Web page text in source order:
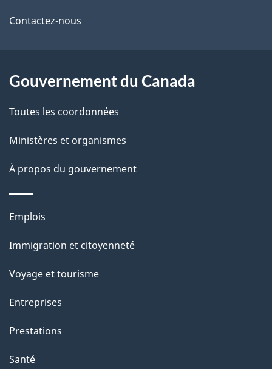
l
d
e
p
a
de
site
Contactez-nous
Gouvernement du Canada
Toutes les coordonnées
Ministères et organismes
À propos du gouvernement
Thèmes
sujets
Emplois
Immigration et citoyenneté
Voyage et tourisme
Entreprises
Prestations
Santé